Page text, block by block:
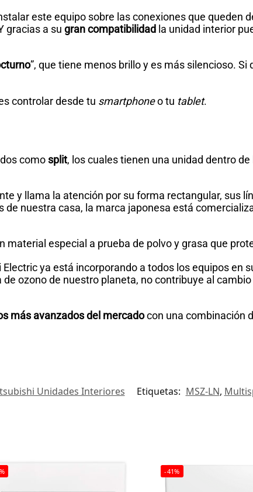
este equipo sobre las conexiones que queden
gracias a su gran compatibilidadla unidad interior
”, que tiene menos brillo y es más silencioso.
controlar desde tu smartphoneo tu tablet.
comosplit, los cuales tienen una unidad dentro
y llama la atención por su forma rectangular, sus
nuestra casa, la marca japonesa está
material especial a prueba de polvo y grasa que
ya está incorporando a todos los equipos en
ozono de nuestro planeta, no contribuye al
más avanzados del mercadocon una combinación
Unidades Interiores Etiquetas: MSZ-LN,
-41%